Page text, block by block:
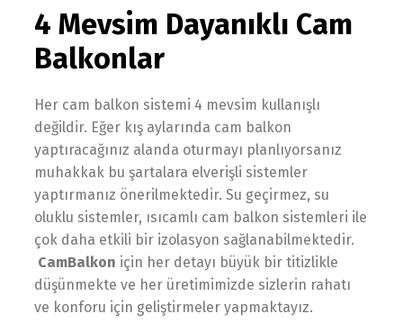
4 Mevsim Dayanıklı Cam
Balkonlar
Her cam balkon sistemi 4 mevsim kullanışlı
değildir. Eğer kış aylarında cam balkon
yaptıracağınız alanda oturmayı planlıyorsanız
muhakkak bu şartalara elverişli sistemler
yaptırmanız önerilmektedir. Su geçirmez, su
oluklu sistemler, ısıcamlı cam balkon sistemleri ile
çok daha etkili bir izolasyon sağlanabilmektedir.
CamBalkon için her detayı büyük bir titizlikle
düşünmekte ve her üretimimizde sizlerin rahatı
ve konforu için geliştirmeler yapmaktayız.